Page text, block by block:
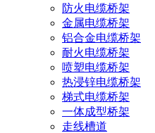
防火电缆桥架
金属电缆桥架
铝合金电缆桥架
耐火电缆桥架
喷塑电缆桥架
热浸锌电缆桥架
梯式电缆桥架
一体成型桥架
走线槽道